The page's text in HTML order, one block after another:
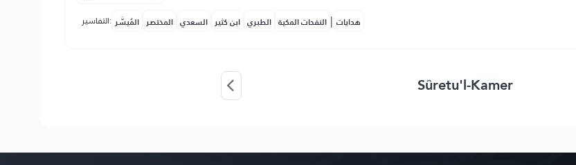
التفاسير: المُيسَّر المختصر السعدي ابن كثير الطبري النفحات المكية | هدايات
Sûretu'l-Kamer